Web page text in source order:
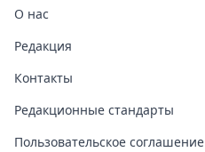
О нас
Редакция
Контакты
Редакционные стандарты
Пользовательское соглашение